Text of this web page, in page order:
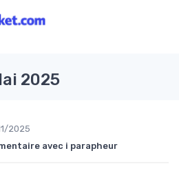
2025
2025
avec i parapheur